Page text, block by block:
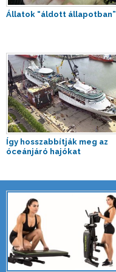
Állatok “áldott állapotban”
Így hosszabbítják meg az
óceánjáró hajókat